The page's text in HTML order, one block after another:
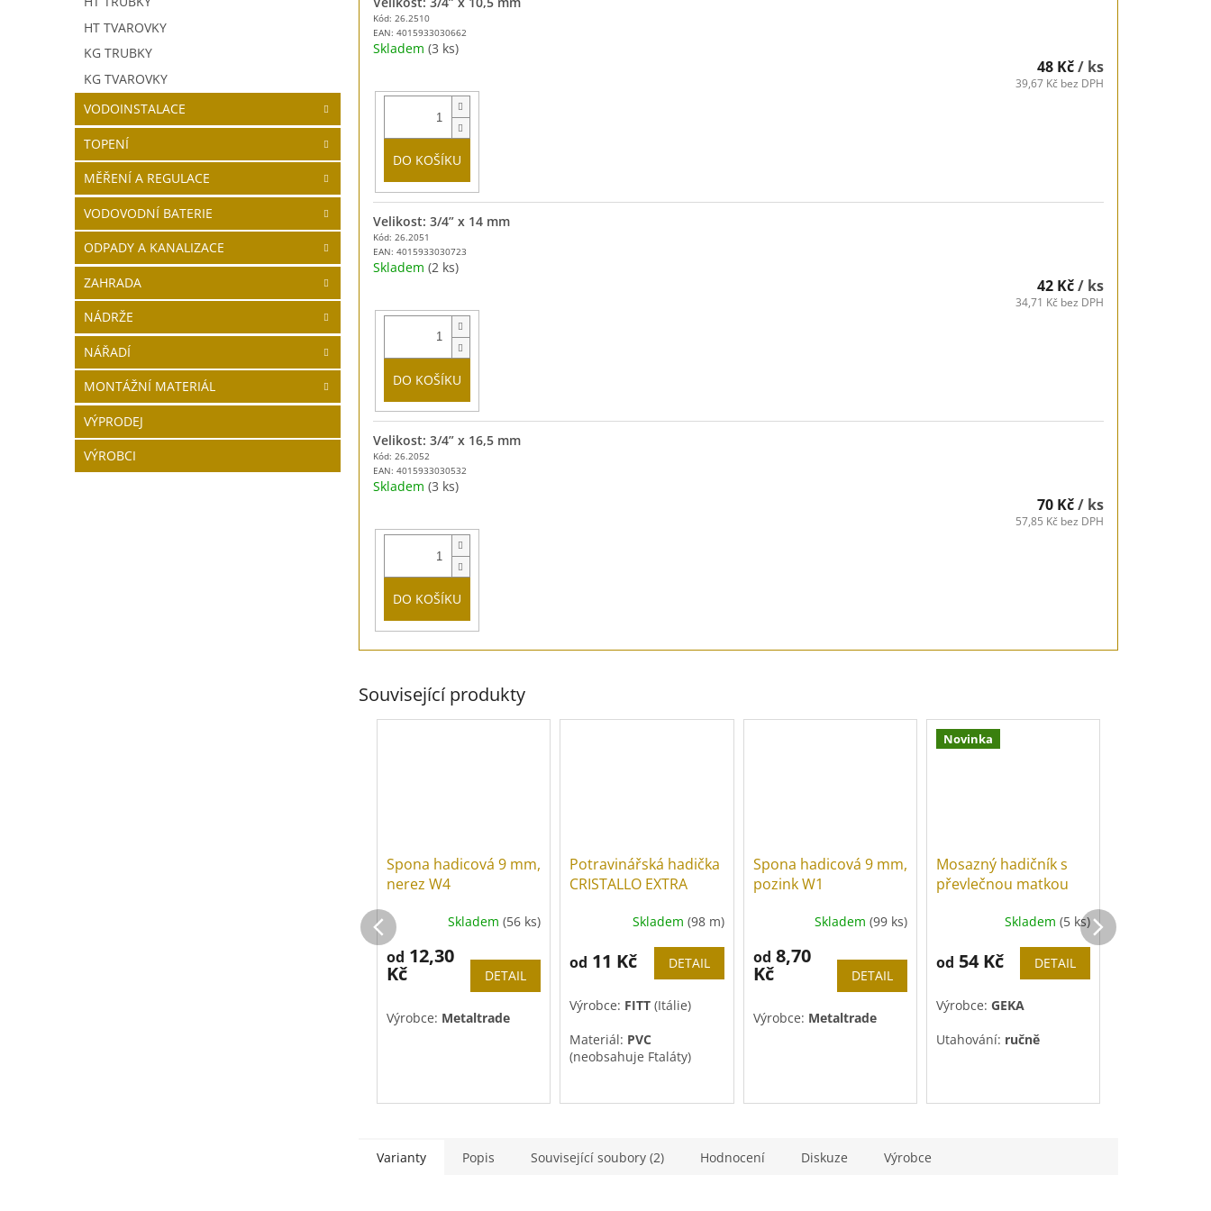
HT TVAROVKY
KG TRUBKY
KG TVAROVKY
VODOINSTALACE
TOPENÍ
MĚŘENÍ A REGULACE
VODOVODNÍ BATERIE
ODPADY A KANALIZACE
ZAHRADA
NÁDRŽE
NÁŘADÍ
MONTÁŽNÍ MATERIÁL
VÝPRODEJ
VÝROBCI
Kód: 26.2510
EAN: 4015933030662
Skladem (3 ks)
48 Kč/ ks
39,67 Kč bez DPH
DO KOŠÍKU
Kód: 26.2051
EAN: 4015933030723
Velikost: 3/4” x 14 mm
Skladem (2 ks)
42 Kč/ ks
34,71 Kč bez DPH
DO KOŠÍKU
Kód: 26.2052
EAN: 4015933030532
Velikost: 3/4” x 16,5 mm
Skladem (3 ks)
70 Kč/ ks
57,85 Kč bez DPH
DO KOŠÍKU
Související produkty
Spona hadicová 9 mm,
nerez W4
Skladem(56 ks)
od 12,30
Kč DETAIL
Výrobce: Metaltrade
Potravinářská hadička
CRISTALLO EXTRA
Skladem (98 m)
od 11 Kč DETAIL
Výrobce: FITT (Itálie)
Materiál: PVC
(neobsahuje Ftaláty)
Spona hadicová 9 mm,
pozink W1
Skladem (99 ks)
od 8,70
Kč DETAIL
Výrobce: Metaltrade
Novinka
Mosazný hadičník s
převlečnou matkou
Skladem (5 ks)
od 54 Kč DETAIL
Výrobce: GEKA
Utahování: ručně
Varianty Popis Související soubory (2) Hodnocení Diskuze Výrobce